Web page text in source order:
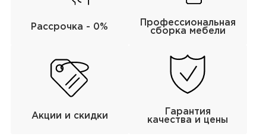
Рассрочка - 0%
Профессиональная
сборка мебели
Акции и скидки
Гарантия
качества и цены